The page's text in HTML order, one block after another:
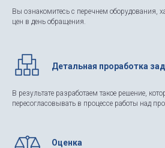
Вы ознакомитесь с перечнем оборудования,
цен в день обращения.
Детальная проработка
В результате разработаем такое решение,
пересогласовывать в процессе работы над
Оценка